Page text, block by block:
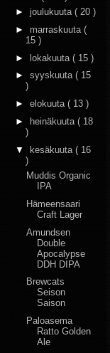
► joulukuuta ( 20 )
► marraskuuta (
15 )
► lokakuuta ( 15 )
► syyskuuta ( 15
)
► elokuuta ( 13 )
►
heinäkuuta ( 18
)
▼ kesäkuuta ( 16
)
Muddis Organic
IPA
Hämeensaari
Craft Lager
Amundsen
Double
Apocalypse
DDH DIPA
Brewcats
Seison
Saison
Paloasema
Ratto Golden
Ale